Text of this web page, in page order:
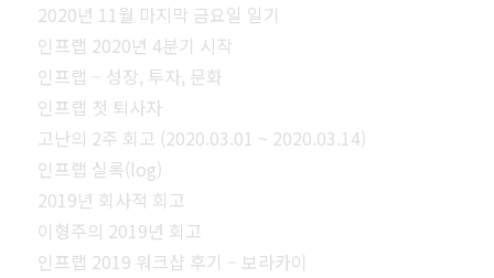
2020년 11월 마지막 금요일 일기
인프랩 2020년 4분기 시작
인프랩 – 성장, 투자, 문화
인프랩 첫 퇴사자
고난의 2주 회고 (2020.03.01 ~ 2020.03.14)
인프랩 실록(log)
2019년 회사적 회고
이형주의 2019년 회고
인프랩 2019 워크샵 후기 – 보라카이